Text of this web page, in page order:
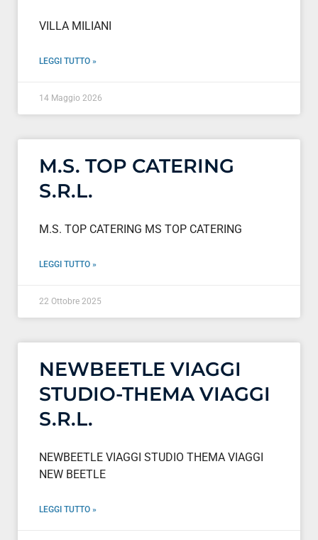
VILLA MILIANI
LEGGI TUTTO »
14 Maggio 2026
M.S. TOP CATERING
S.R.L.
M.S. TOP CATERING MS TOP CATERING
LEGGI TUTTO »
22 Ottobre 2025
NEWBEETLE VIAGGI
STUDIO-THEMA VIAGGI
S.R.L.
NEWBEETLE VIAGGI STUDIO THEMA VIAGGI
NEW BEETLE
LEGGI TUTTO »